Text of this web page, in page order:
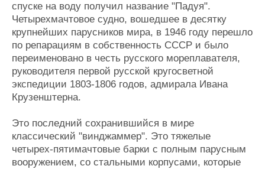
спуске на воду получил название "Падуя".
Четырехмачтовое судно, вошедшее в десятку
крупнейших парусников мира, в 1946 году перешло
по репарациям в собственность СССР и было
переименовано в честь русского мореплавателя,
руководителя первой русской кругосветной
экспедиции 1803-1806 годов, адмирала Ивана
Крузенштерна.
Это последний сохранившийся в мире
классический "винджаммер". Это тяжелые
четырех-пятимачтовые барки с полным парусным
вооружением, со стальными корпусами, которые